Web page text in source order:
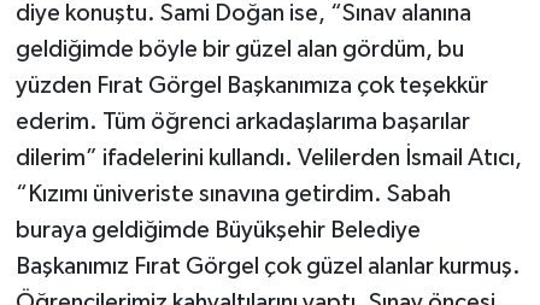
diye konuştu. Sami Doğan ise, “Sınav alanına
geldiğimde böyle bir güzel alan gördüm, bu
yüzden Fırat Görgel Başkanımıza çok teşekkür
ederim. Tüm öğrenci arkadaşlarıma başarılar
dilerim” ifadelerini kullandı. Velilerden İsmail Atıcı,
“Kızımı üniveriste sınavına getirdim. Sabah
buraya geldiğimde Büyükşehir Belediye
Başkanımız Fırat Görgel çok güzel alanlar kurmuş.